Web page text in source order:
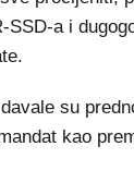
SSD-a i
su
kao